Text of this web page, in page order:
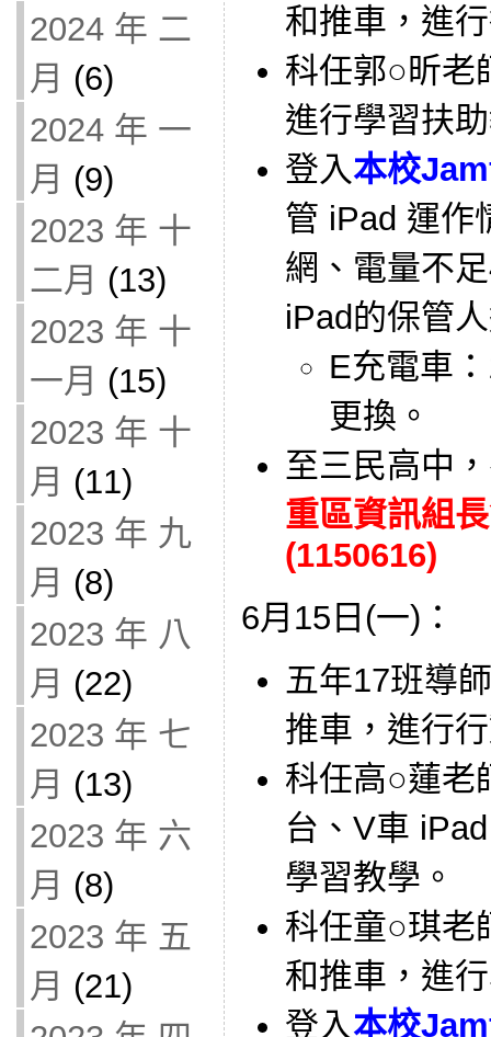
2024 年 二
月 (6)
2024 年 一
月 (9)
2023 年 十
二月 (13)
2023 年 十
一月 (15)
2023 年 十
月 (11)
2023 年 九
月 (8)
2023 年 八
月 (22)
2023 年 七
月 (13)
2023 年 六
月 (8)
2023 年 五
月 (21)
和推車，進
科任郭○昕老
進行學習扶
登入本校
管 iPad 運作
網、電量不
iPad的保管
E充電車
更換。
至三民高中
重區資訊組
(1150616)
6月15日(一)：
五年17班導
推車，進行
科任高○蓮老
台、V車
學習教學。
科任童○琪老
和推車，進
登入本校